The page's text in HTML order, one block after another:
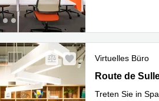
Virtuelles Büro
Route de
Route de
Treten Sie in